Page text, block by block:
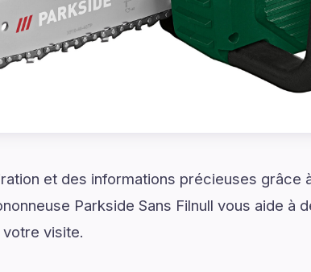
et des informations précieuses grâce
Parkside Sans Filnull vous aide à
visite.